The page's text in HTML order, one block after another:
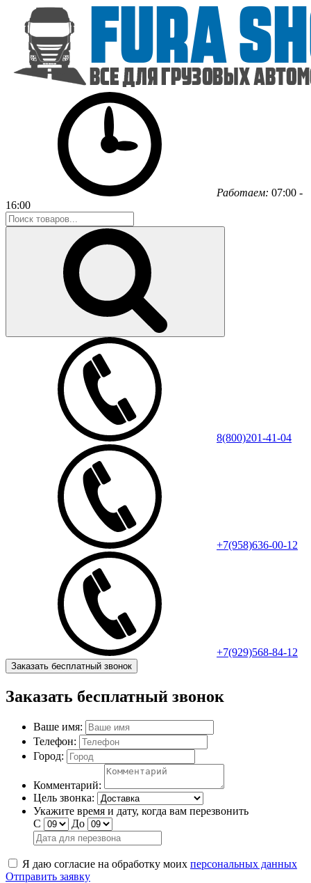
Работаем: 07:00 -
16:00
8(800)201-41-04
+7(958)636-00-12
+7(929)568-84-12
Заказать бесплатный звонок
Заказать бесплатный звонок
Ваше имя:
Телефон:
Город:
Комментарий:
Цель звонка:
Укажите время и дату, когда вам перезвонить
С
До
Я даю согласие на обработку моих персональных данных
Отправить заявку